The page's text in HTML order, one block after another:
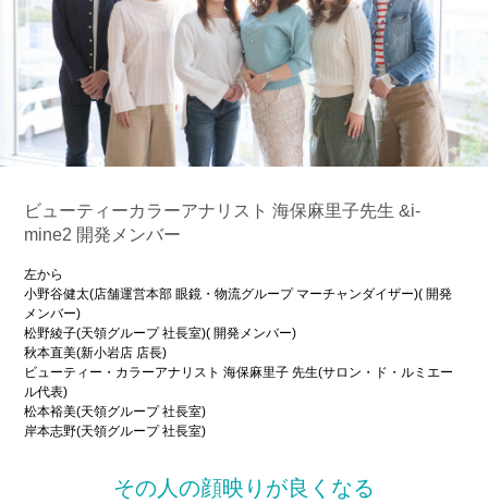
ビューティーカラーアナリスト 海保麻里子先生 &i-
mine2 開発メンバー
左から
小野谷健太(店舗運営本部 眼鏡・物流グループ マーチャンダイザー)( 開発
メンバー)
松野綾子(天領グループ 社長室)( 開発メンバー)
秋本直美(新小岩店 店長)
ビューティー・カラーアナリスト 海保麻里子 先生(サロン・ド・ルミエー
ル代表)
松本裕美(天領グループ 社長室)
岸本志野(天領グループ 社長室)
その人の顔映りが良くなる